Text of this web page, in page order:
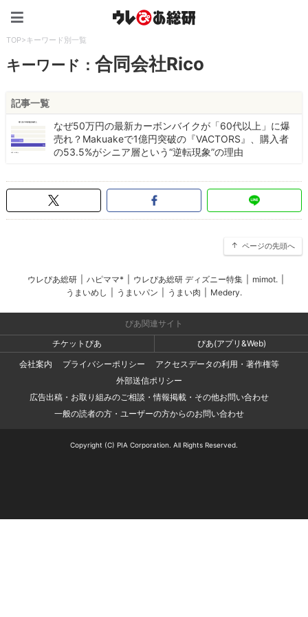
TOP>キーワード別一覧
キーワード：合同会社Rico
記事一覧
なぜ50万円の最新カーボンバイクが「60代以上」に爆
売れ？Makuakeで1億円突破の『VACTORS』、購入者
の53.5%がシニア層という“逆転現象”の理由
ページの先頭へ
ウレぴあ総研 ハピママ* ウレぴあ総研 ディズニー特集 mimot.
うまいめし
うまいパン うまい肉 Medery.
ぴあ関連サイト
チケットぴあ
ぴあ(アプリ&Web)
会社案内
プライバシーポリシー
アクセスデータの利用・著作権等
外部送信ポリシー
広告出稿・お取り組みのご相談・情報掲載・その他お問い合わせ
一般の読者の方・ユーザーの方からのお問い合わせ
Copyright (C) PIA Corporation. All Rights Reserved.